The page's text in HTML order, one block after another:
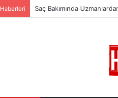
Saç Bakımında